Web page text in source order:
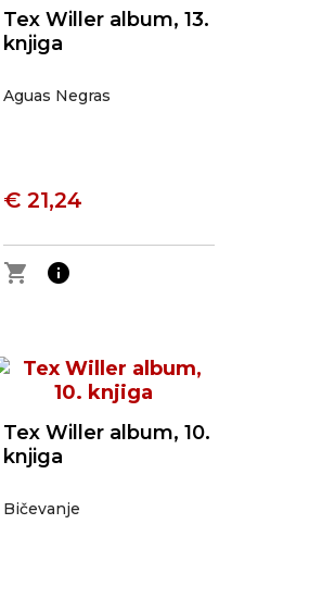
Tex Willer album, 13.
knjiga
Aguas Negras
€ 21,24
shopping_cart info
Tex Willer album, 10.
knjiga
Bičevanje